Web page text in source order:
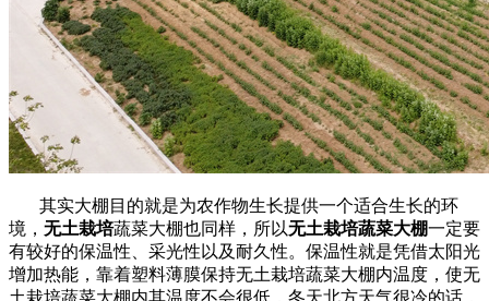
其实大棚目的就是为农作物生长提供一个适合生长的环
境， 无土栽培蔬菜大棚也同样，所以无土栽培蔬菜大棚一定要
有较好的保温性、采光性以及耐久性。保温性就是凭借太阳光
增加热能，靠着塑料薄膜保持无土栽培蔬菜大棚内温度，使无
土栽培蔬菜大棚内其温度不会很低，冬天北方天气很冷的话，